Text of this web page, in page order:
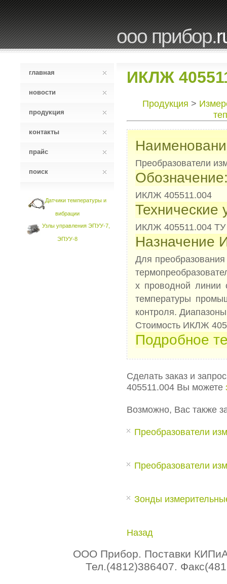
ооо прибор.
главная
новости
продукция
контакты
прайс
поиск
Датчики температуры и
вибрации
Узлы управления ЭПУУ-7,
ЭПУУ-8
ИКЛЖ
Продукция >
Преобразователи
ИКЛЖ 405511.004
Технические
ИКЛЖ 405511.004 ТУ
Назначение
Для
х проводной линии
температуры
контроля.
Стоимость ИКЛЖ
Подробное
Сделать заказ и
405511.004 Вы можете
Возможно, Вас также
Преобразователи
Преобразователи
Зонды
Назад
ООО Прибор. Поставки КИПиА
Тел.(4812)386407.